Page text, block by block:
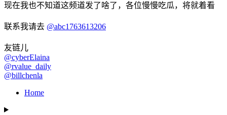
现在我也不知道这频道发了啥了，各位慢慢吃瓜，将就着看
联系我请去 @abc1763613206
友链儿
@cyberElaina
@rvalue_daily
@billchenla
Home